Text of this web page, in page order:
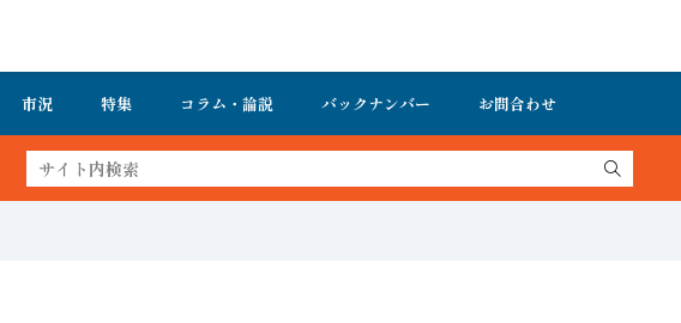
市況 特集 コラム・論説 バックナンバー お問合わせ